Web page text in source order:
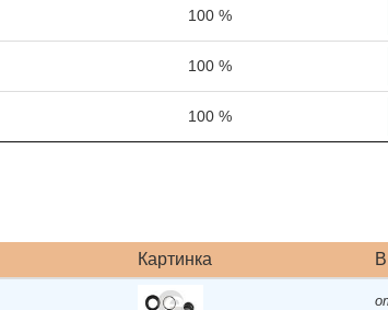
100 %
100 %
100 %
Картинка